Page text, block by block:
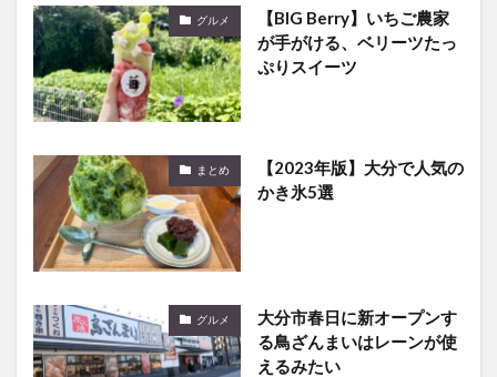
グルメ
【BIG Berry】いちご農家
が手がける、ベリーツたっ
ぷりスイーツ
まとめ
【2023年版】大分で人気の
かき氷5選
グルメ
大分市春日に新オープンす
る鳥ざんまいはレーンが使
えるみたい